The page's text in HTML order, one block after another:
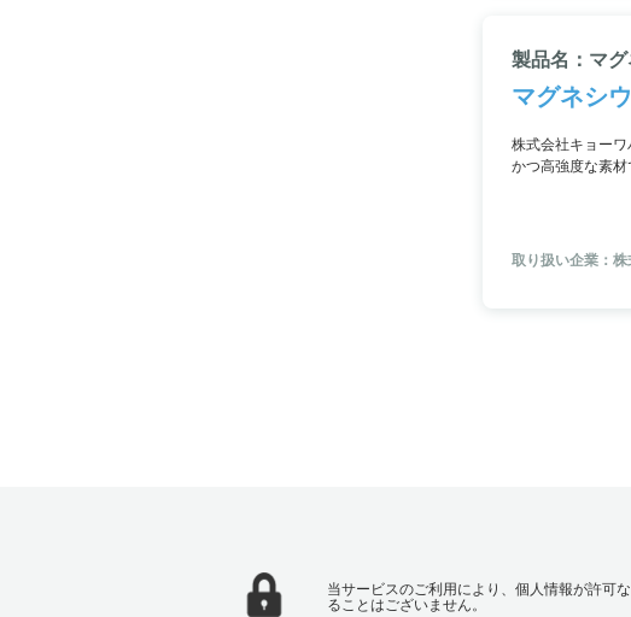
製品名：マ
マグネシ
株式会社キョー
かつ高強度な素
取り扱い企業：
当サービスのご利用により、個人情報が許可
ることはございません。